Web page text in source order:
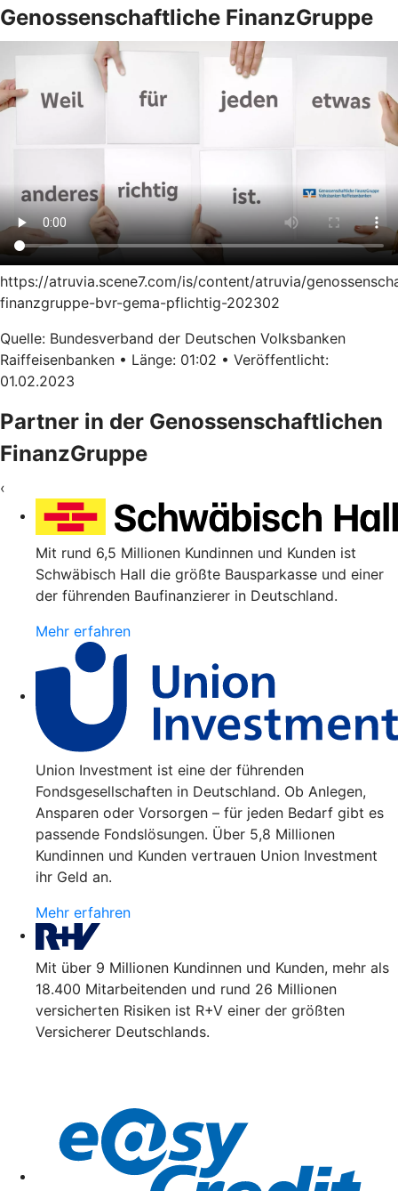
Genossenschaftliche FinanzGruppe
https://atruvia.scene7.com/is/content/atruvia/
finanzgruppe-bvr-gema-pflichtig-202302
Quelle: Bundesverband der Deutschen Volksbanken
Raiffeisenbanken • Länge: 01:02 • Veröffentlicht:
01.02.2023
Partner in der Genossenschaftlichen
FinanzGruppe
‹
Mit rund 6,5 Millionen Kundinnen und Kunden ist
Schwäbisch Hall die größte Bausparkasse und einer
der führenden Baufinanzierer in Deutschland.
Mehr erfahren
Union Investment ist eine der führenden
Fondsgesellschaften in Deutschland. Ob Anlegen,
Ansparen oder Vorsorgen – für jeden Bedarf gibt es
passende Fondslösungen. Über 5,8 Millionen
Kundinnen und Kunden vertrauen Union Investment
ihr Geld an.
Mehr erfahren
Mit über 9 Millionen Kundinnen und Kunden, mehr als
18.400 Mitarbeitenden und rund 26 Millionen
versicherten Risiken ist R+V einer der größten
Versicherer Deutschlands.